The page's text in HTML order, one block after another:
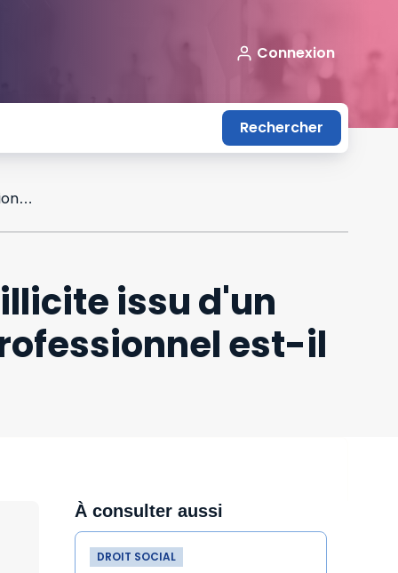
Connexion
Rechercher
A quelles conditions un moyen de preuve illicite issu d'un système de géolocalisation de véhicule professionnel est-il recevable en justice ?
issu d'un
est-il
À consulter aussi
DROIT SOCIAL